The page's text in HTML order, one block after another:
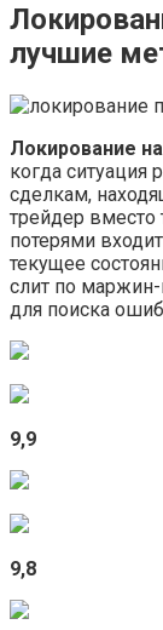
лучшие
Локирование
когда ситуация
сделкам,
трейдер вместо
потерями
текущее
слит по
для поиска
9,9
9,8